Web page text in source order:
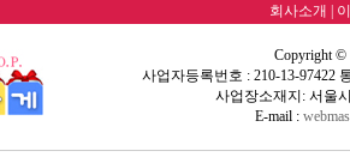
회사소개
Copyright ©
사업자등록번호 : 210-13-97422
사업장소재지: 서울
E-mail :